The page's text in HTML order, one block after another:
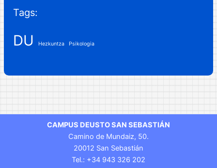
Tags:
DU Hezkuntza Psikologia
CAMPUS DEUSTO SAN SEBASTIÁN
Camino de Mundaiz, 50.
20012 San Sebastián
Tel.: +34 943 326 202